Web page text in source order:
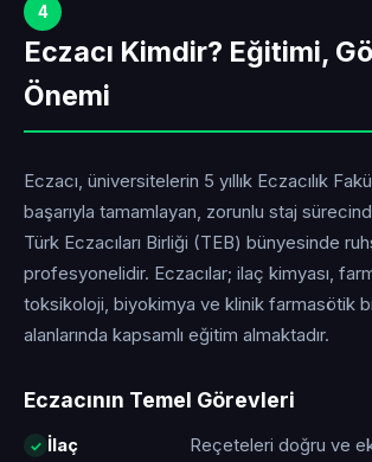
4
Eczacı Kimdir? Eğitimi,
Önemi
Eczacı, üniversitelerin 5 yıllık Eczacılık
başarıyla tamamlayan, zorunlu staj
Türk Eczacıları Birliği (TEB) bünyesinde
profesyonelidir. Eczacılar; ilaç kimyası,
toksikoloji, biyokimya ve klinik farmasötik
alanlarında kapsamlı eğitim almaktadır.
Eczacının Temel Görevleri
İlaç
Reçeteleri doğru ve